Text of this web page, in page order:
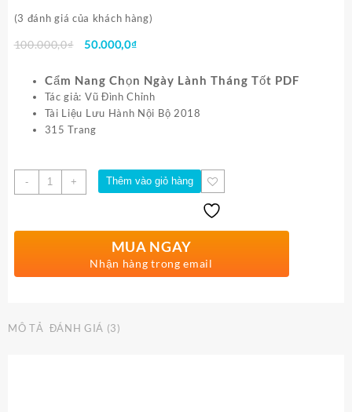
(3 đánh giá của khách hàng)
100.000,0₫
Giá
là:
100.000,0₫.
50.000,0₫Giá
tại
là:
50.000,0₫.
Cẩm Nang Chọn Ngày Lành Tháng Tốt PDF
Tác giả: Vũ Đình Chỉnh
Tài Liệu Lưu Hành Nội Bộ 2018
315 Trang
-
Số
lượng
+ Thêm vào giỏ hàng
MUA NGAY
Nhận hàng trong email
MÔ TẢ ĐÁNH GIÁ (3)